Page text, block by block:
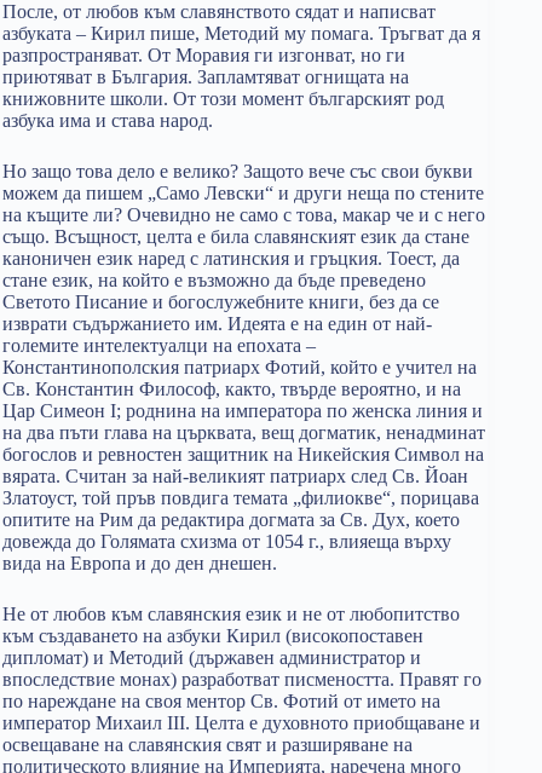
После, от любов към славянството сядат и написват
азбуката – Кирил пише, Методий му помага. Тръгват да я
разпространяват. От Моравия ги изгонват, но ги
приютяват в България. Запламтяват огнищата на
книжовните школи. От този момент българският род
азбука има и става народ.
Но защо това дело е велико? Защото вече със свои букви
можем да пишем „Само Левски“ и други неща по стените
на къщите ли? Очевидно не само с това, макар че и с него
също. Всъщност, целта е била славянският език да стане
каноничен език наред с латинския и гръцкия. Тоест, да
стане език, на който е възможно да бъде преведено
Светото Писание и богослужебните книги, без да се
изврати съдържанието им. Идеята е на един от най-
големите интелектуалци на епохата –
Константинополския патриарх Фотий, който е учител на
Св. Константин Философ, както, твърде вероятно, и на
Цар Симеон I; роднина на императора по женска линия и
на два пъти глава на църквата, вещ догматик, ненадминат
богослов и ревностен защитник на Никейския Символ на
вярата. Считан за най-великият патриарх след Св. Йоан
Златоуст, той пръв повдига темата „филиокве“, порицава
опитите на Рим да редактира догмата за Св. Дух, което
довежда до Голямата схизма от 1054 г., влияеща върху
вида на Европа и до ден днешен.
Не от любов към славянския език и не от любопитство
към създаването на азбуки Кирил (високопоставен
дипломат) и Методий (държавен администратор и
впоследствие монах) разработват писмеността. Правят го
по нареждане на своя ментор Св. Фотий от името на
император Михаил III. Целта е духовното приобщаване и
освещаване на славянския свят и разширяване на
политическото влияние на Империята, наречена много